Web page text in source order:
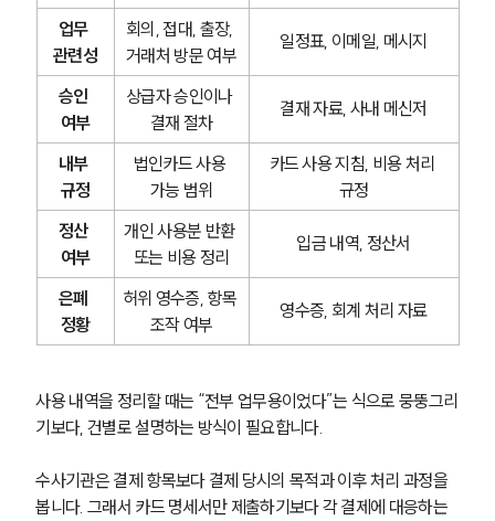
업무
관련성
회의, 접대, 출장,
거래처 방문 여부
일정표, 이메일, 메시지
승인
여부
상급자 승인이나
결재 절차
결재 자료, 사내 메신저
내부
규정
법인카드 사용
가능 범위
카드 사용 지침, 비용 처리
규정
정산
여부
개인 사용분 반환
또는 비용 정리
입금 내역, 정산서
은폐
정황
허위 영수증, 항목
조작 여부
영수증, 회계 처리 자료
사용 내역을 정리할 때는 “전부 업무용이었다”는 식으로 뭉뚱그리
기보다, 건별로 설명하는 방식이 필요합니다.
수사기관은 결제 항목보다 결제 당시의 목적과 이후 처리 과정을
봅니다. 그래서 카드 명세서만 제출하기보다 각 결제에 대응하는